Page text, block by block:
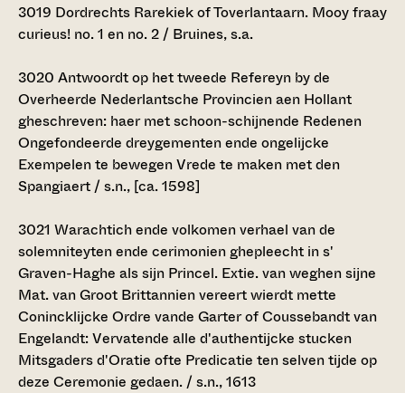
3019 Dordrechts Rarekiek of Toverlantaarn. Mooy fraay
curieus! no. 1 en no. 2 / Bruines, s.a.
3020 Antwoordt op het tweede Refereyn by de
Overheerde Nederlantsche Provincien aen Hollant
gheschreven: haer met schoon-schijnende Redenen
Ongefondeerde dreygementen ende ongelijcke
Exempelen te bewegen Vrede te maken met den
Spangiaert / s.n., [ca. 1598]
3021 Warachtich ende volkomen verhael van de
solemniteyten ende cerimonien ghepleecht in s'
Graven-Haghe als sijn Princel. Extie. van weghen sijne
Mat. van Groot Brittannien vereert wierdt mette
Conincklijcke Ordre vande Garter of Coussebandt van
Engelandt: Vervatende alle d'authentijcke stucken
Mitsgaders d'Oratie ofte Predicatie ten selven tijde op
deze Ceremonie gedaen. / s.n., 1613